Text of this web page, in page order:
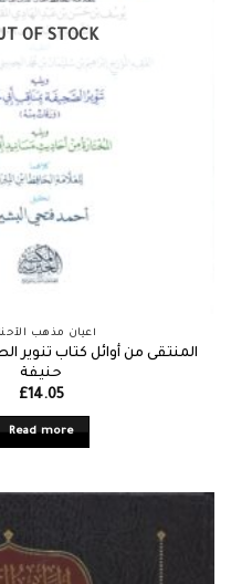
OF STOCK
أعيان مذهب
المنتقى من أوائل كتاب تنوير
حنيفة
£14.05
Read more